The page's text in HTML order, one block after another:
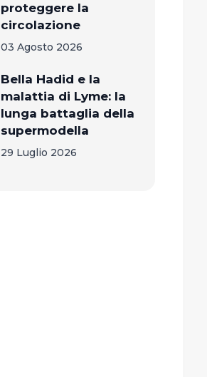
proteggere la
circolazione
03 Agosto 2026
Bella Hadid e la
malattia di Lyme: la
lunga battaglia della
supermodella
29 Luglio 2026